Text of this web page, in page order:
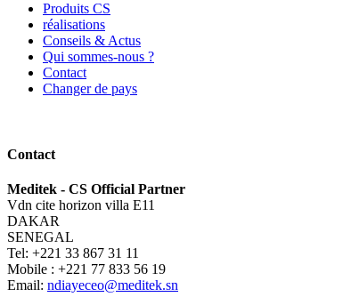
Produits CS
réalisations
Conseils & Actus
Qui sommes-nous ?
Contact
Changer de pays
Contact
Meditek - CS Official Partner
Vdn cite horizon villa E11
DAKAR
SENEGAL
Tel: +221 33 867 31 11
Mobile : +221 77 833 56 19
Email: ndiayeceo@meditek.sn